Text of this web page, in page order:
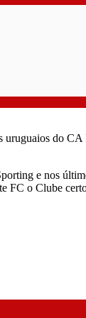
do CA
e nos
o Clube